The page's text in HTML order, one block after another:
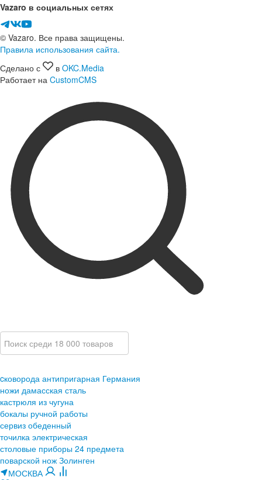
Vazaro в социальных сетях
© Vazaro. Все права защищены.
Правила использования сайта.
Сделано с
в OKC.Media
Работает на CustomCMS
cковорода антипригарная Германия
ножи дамасская сталь
кастрюля из чугуна
бокалы ручной работы
сервиз обеденный
точилка электрическая
столовые приборы 24 предмета
поварской нож Золинген
МОСКВА